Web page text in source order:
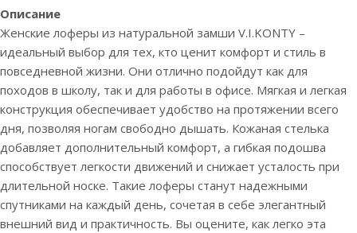
Описание
Женские лоферы из натуральной замши V.I.KONTY –
идеальный выбор для тех, кто ценит комфорт и стиль в
повседневной жизни. Они отлично подойдут как для
походов в школу, так и для работы в офисе. Мягкая и легкая
конструкция обеспечивает удобство на протяжении всего
дня, позволяя ногам свободно дышать. Кожаная стелька
добавляет дополнительный комфорт, а гибкая подошва
способствует легкости движений и снижает усталость при
длительной носке. Такие лоферы станут надежными
спутниками на каждый день, сочетая в себе элегантный
внешний вид и практичность. Вы оцените, как легко эта